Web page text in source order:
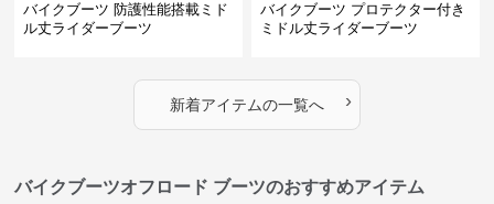
バイクブーツ 防護性能搭載ミド
ル丈ライダーブーツ
バイクブーツ プロテクター付き
ミドル丈ライダーブーツ
新着アイテムの一覧へ ›
バイクブーツオフロード ブーツのおすすめアイテム